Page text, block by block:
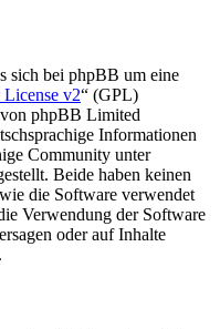
sich bei phpBB um eine
v2“ (GPL)
phpBB Limited
Informationen
Community unter
Beide haben keinen
die Software verwendet
Verwendung der Software
oder auf Inhalte